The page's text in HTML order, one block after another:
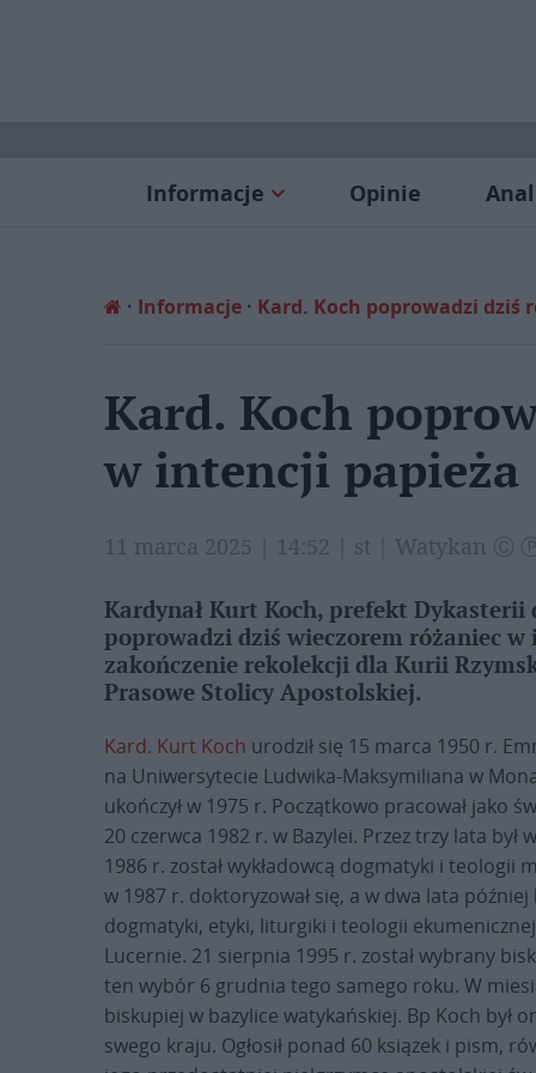
Informacje Opinie
Informacje Kard. Koch poprowadzi dziś
Kard. Koch
w intencji papieża
11 marca 2025 | 14:52 | st | Watykan Ⓒ Ⓟ
Kardynał Kurt Koch, prefekt Dykasterii
poprowadzi dziś wieczorem różaniec
zakończenie rekolekcji dla Kurii
Prasowe Stolicy Apostolskiej.
Kard. Kurt Koch urodził się 15 marca 1950 r.
na Uniwersytecie Ludwika-Maksymiliana w
ukończył w 1975 r. Początkowo pracował jako
20 czerwca 1982 r. w Bazylei. Przez trzy lata
1986 r. został wykładowcą dogmatyki i
w 1987 r. doktoryzował się, a w dwa lata
dogmatyki, etyki, liturgiki i teologii
Lucernie. 21 sierpnia 1995 r. został wybrany
ten wybór 6 grudnia tego samego roku. W
biskupiej w bazylice watykańskiej. Bp Koch był
swego kraju. Ogłosił ponad 60 książek i pism,